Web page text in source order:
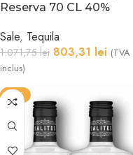
Reserva 70 CL 40%
Sale, Tequila
1.071,75lei 803,31 lei (TVA
inclus)
-15%